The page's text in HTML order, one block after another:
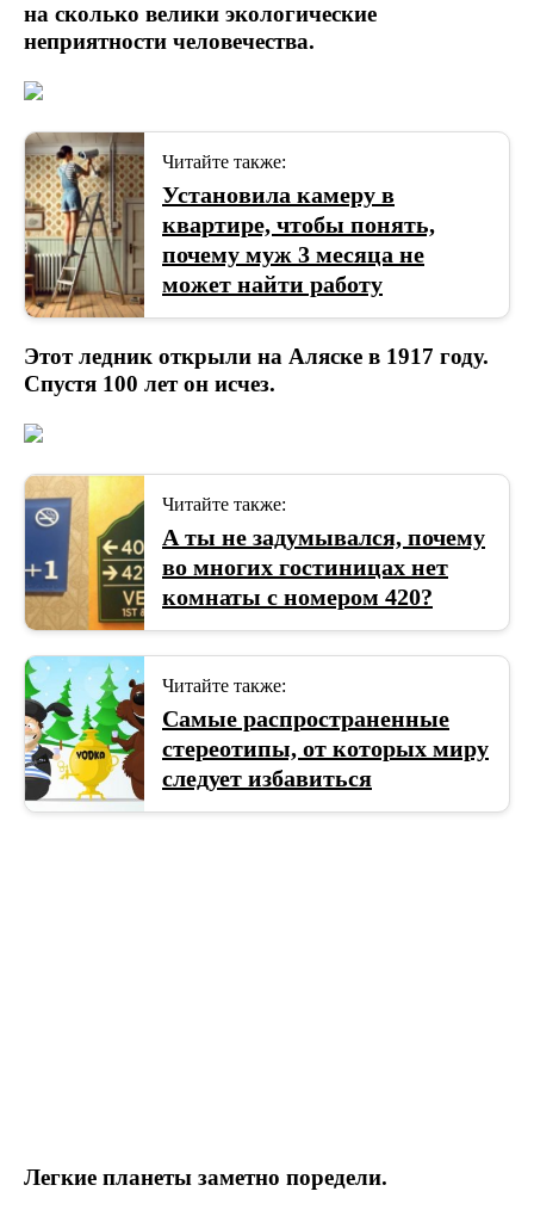
на сколько велики экологические
неприятности человечества.
Читайте также:
Установила камеру в
квартире, чтобы понять,
почему муж 3 месяца не
может найти работу
Этот ледник открыли на Аляске в 1917 году.
Спустя 100 лет он исчез.
Читайте также:
А ты не задумывался, почему
во многих гостиницах нет
комнаты с номером 420?
Читайте также:
Самые распространенные
стереотипы, от которых миру
следует избавиться
Легкие планеты заметно поредели.